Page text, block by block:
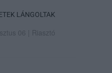
LÁNGOLTAK
06 Riasztó